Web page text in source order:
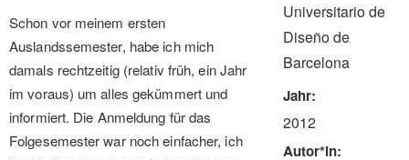
Schon vor meinem ersten
Auslandssemester, habe ich mich
damals rechtzeitig (relativ früh, ein Jahr
im voraus) um alles gekümmert und
informiert. Die Anmeldung für das
Folgesemester war noch einfacher, ich
Universitario de
Diseño de
Barcelona
Jahr
2012
Autor*in